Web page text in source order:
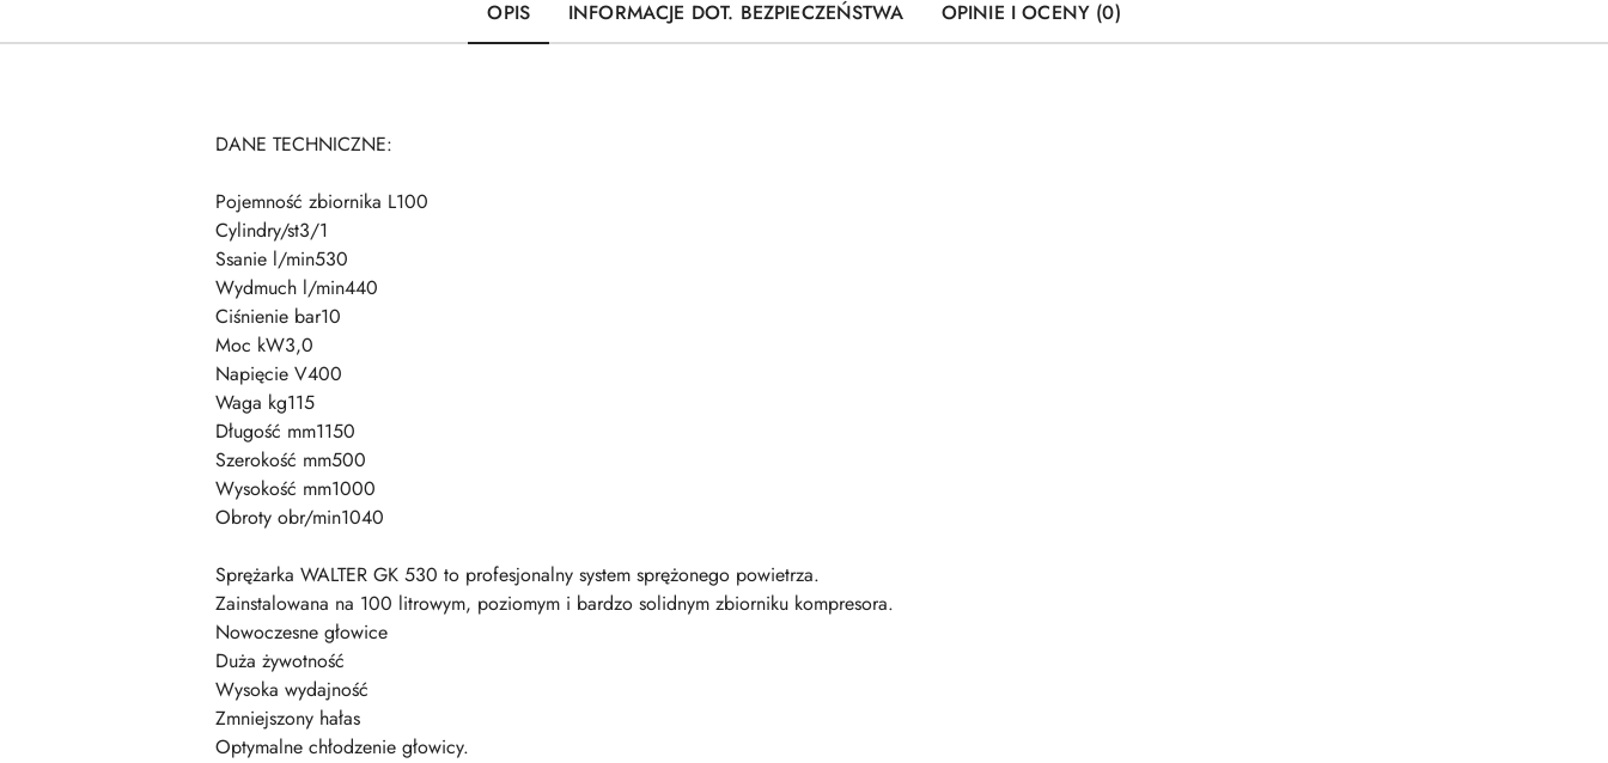
OPIS INFORMACJE DOT. BEZPIECZEŃSTWA OPINIE I OCENY (0)
DANE TECHNICZNE:
Pojemność zbiornika L100
Cylindry/st3/1
Ssanie l/min530
Wydmuch l/min440
Ciśnienie bar10
Moc kW3,0
Napięcie V400
Waga kg115
Długość mm1150
Szerokość mm500
Wysokość mm1000
Obroty obr/min1040
Sprężarka WALTER GK 530 to profesjonalny system sprężonego powietrza.
Zainstalowana na 100 litrowym, poziomym i bardzo solidnym zbiorniku kompresora.
Nowoczesne głowice
Duża żywotność
Wysoka wydajność
Zmniejszony hałas
Optymalne chłodzenie głowicy.